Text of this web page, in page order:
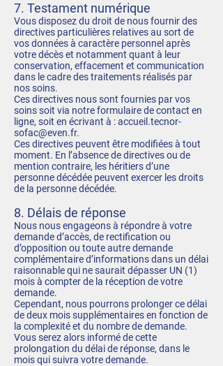
7. Testament numérique
Vous disposez du droit de nous fournir des
directives particulières relatives au sort de
vos données à caractère personnel après
votre décès et notamment quant à leur
conservation, effacement et communication
dans le cadre des traitements réalisés par
nos soins.
Ces directives nous sont fournies par vos
soins soit via notre formulaire de contact en
ligne, soit en écrivant à :accueil.tecnor-
sofac@even.fr.
Ces directives peuvent être modifiées à tout
moment. En l’absence de directives ou de
mention contraire, les héritiers d’une
personne décédée peuvent exercer les droits
de la personne décédée.
8. Délais de réponse
Nous nous engageons à répondre à votre
demande d’accès, de rectification ou
d’opposition ou toute autre demande
complémentaire d’informations dans un délai
raisonnable qui ne saurait dépasser UN (1)
mois à compter de la réception de votre
demande.
Cependant, nous pourrons prolonger ce délai
de deux mois supplémentaires en fonction de
la complexité et du nombre de demande.
Vous serez alors informé de cette
prolongation du délai de réponse, dans le
mois qui suivra votre demande.